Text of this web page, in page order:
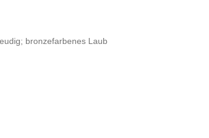
bronzefarbenes Laub